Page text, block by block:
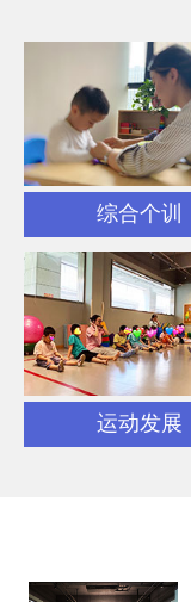
综合个训
运动发展